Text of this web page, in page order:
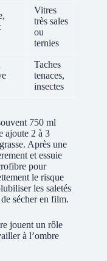
Vitres
très sales
ou
ternies
Taches
tenaces,
insectes
750 ml
ajoute 2 à 3
Après une
et essuie
pour
le risque
les saletés
sécher en film.
jouent un rôle
à l’ombre